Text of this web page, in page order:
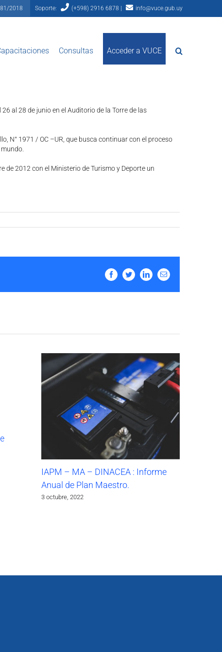
2018 Soporte: (+598) 2916 6878 | info@vuce.gub.uy
Consultas Acceder a VUCE
al 28 de junio en el Auditorio de la Torre de las
N° 1971 / OC –UR, que busca continuar con el proceso
de 2012 con el Ministerio de Turismo y Deporte un
FacebookTwitterLinkedInEmail
IAPM – MA – DINACEA : Informe
Anual de Plan Maestro.
3 octubre, 2022